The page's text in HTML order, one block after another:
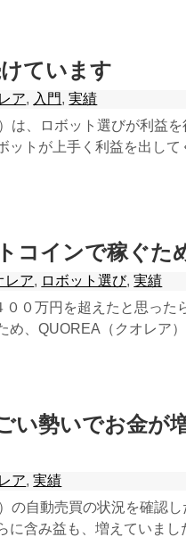
ています
ア, 入門,実績
は、ロボット選びが利益を
ットが上手く利益を出して
コインで稼ぐた
レア, ロボット選び,実績
００万円を超えたと思った
め、QUOREA（クオレア
い勢いでお金が
ア,実績
の自動売買の状況を確認
に含み益も、増えていまし